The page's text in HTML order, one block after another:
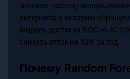
звонков, частоту
интернета и историю
Модель достигла ROC-AUC
снизить отток на 12% за год.
Почему Random